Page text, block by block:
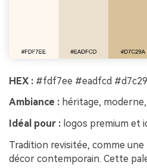
HEX : #fdf7ee #eadfcd
Ambiance : héritage,
Idéal pour : logos premium et
Tradition revisitée, comme
décor contemporain. Cette